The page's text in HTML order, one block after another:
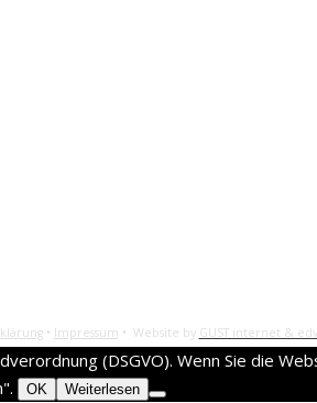
• Impressum • Website by GUST internet & edv
(DSGVO). Wenn Sie die
OK Weiterlesen